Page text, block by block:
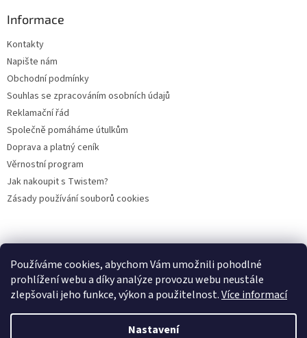
Používáme cookies, abychom Vám umožnili pohodlné
prohlížení webu a díky analýze provozu webu neustále
zlepšovali jeho funkce, výkon a použitelnost.Více informací
Nastavení
Informace
Kontakty
Napište nám
Obchodní podmínky
Souhlas se zpracováním osobních údajů
Reklamační řád
Společně pomáháme útulkům
Doprava a platný ceník
Věrnostní program
Jak nakoupit s Twistem?
Zásady používání souborů cookies